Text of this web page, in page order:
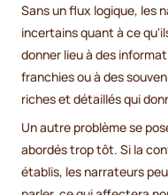
Sans un flux logique, les
incertains quant à ce
donner lieu à des
franchies ou à des
riches et détaillés qui
Un autre problème se
abordés trop tôt. Si la
établis, les narrateurs